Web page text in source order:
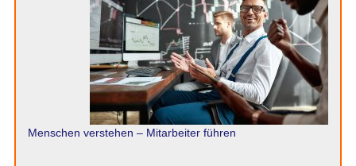
Menschen verstehen – Mitarbeiter führen